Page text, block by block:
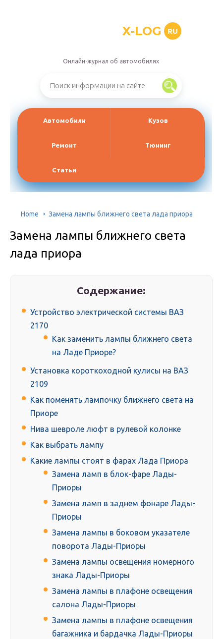
X-LOG RU
Онлайн-журнал об автомобилях
Автомобили Кузов
Ремонт Тюнинг
Статьи
Home Замена лампы ближнего света лада приора
Замена лампы ближнего света
лада приора
Содержание:
Устройство электрической системы ВАЗ
2170
Как заменить лампы ближнего света
на Ладе Приоре?
Установка короткоходной кулисы на ВАЗ
2109
Как поменять лампочку ближнего света на
Приоре
Нива шевроле люфт в рулевой колонке
Как выбрать лампу
Какие лампы стоят в фарах Лада Приора
Замена ламп в блок-фаре Лады-
Приоры
Замена ламп в заднем фонаре Лады-
Приоры
Замена лампы в боковом указателе
поворота Лады-Приоры
Замена лампы освещения номерного
знака Лады-Приоры
Замена лампы в плафоне освещения
салона Лады-Приоры
Замена лампы в плафоне освещения
багажника и бардачка Лады-Приоры